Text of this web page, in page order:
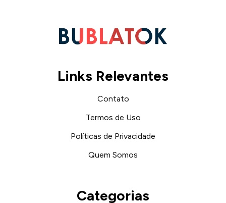
Links Relevantes
Contato
Termos de Uso
Políticas de Privacidade
Quem Somos
Categorias